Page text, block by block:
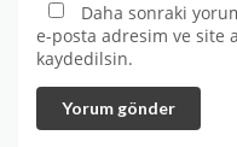
Daha sonraki
e-posta adresim ve site
kaydedilsin.
Yorum gönder